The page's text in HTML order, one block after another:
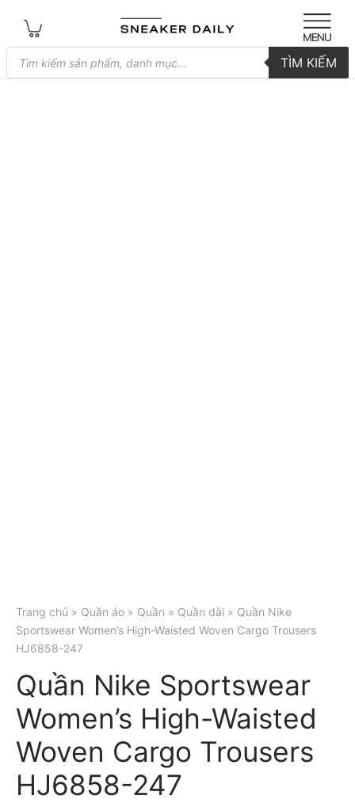
Tìm
kiếm
sản
TÌM KIẾM
Trang chủ » Quần áo » Quần » Quần dài » Quần Nike
Sportswear Women’s High-Waisted Woven Cargo Trousers
HJ6858-247
Quần Nike Sportswear
Women’s High-Waisted
Woven Cargo Trousers
HJ6858-247